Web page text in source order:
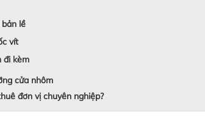
lề
vít
đi kèm
cửa nhôm
đơn vị chuyên nghiệp?